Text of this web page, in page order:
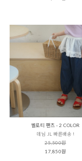
벨로티 팬츠 - 2 COLOR
데님 JL 빠른배송 !
25,500원
17,850원